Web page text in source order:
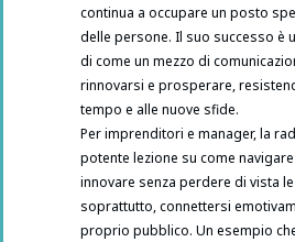
continua a occupare un posto
delle persone. Il suo successo è
di come un mezzo di
rinnovarsi e prosperare,
tempo e alle nuove sfide.
Per imprenditori e manager, la
potente lezione su come
innovare senza perdere di vista
soprattutto, connettersi
proprio pubblico. Un esempio